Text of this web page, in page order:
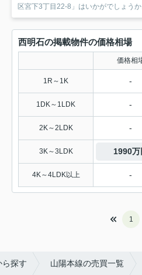
区宮下3丁目22-8」はいかがでしょう
西明石の掲載物件の価格相場
価格相
1R～1K -
1DK～1LDK -
2K～2LDK -
3K～3LDK 1990万
4K～4LDK以上 -
1
ら探す 山陽本線の売買一覧